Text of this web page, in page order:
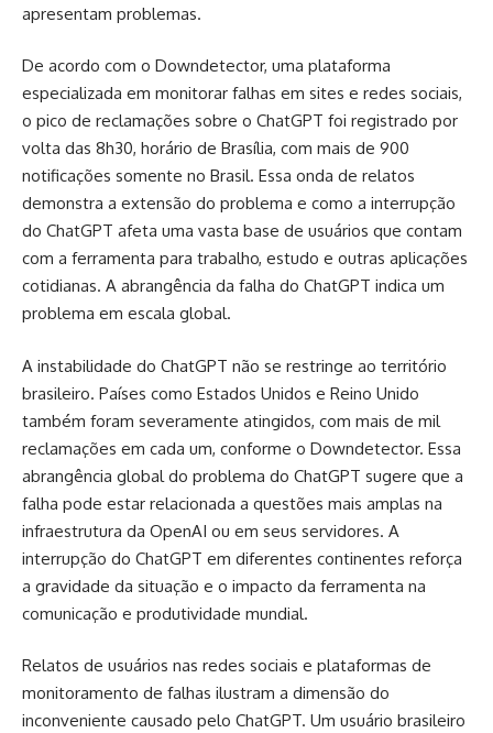
apresentam problemas.
De acordo com o Downdetector, uma plataforma
especializada em monitorar falhas em sites e redes sociais,
o pico de reclamações sobre o ChatGPT foi registrado por
volta das 8h30, horário de Brasília, com mais de 900
notificações somente no Brasil. Essa onda de relatos
demonstra a extensão do problema e como a interrupção
do ChatGPT afeta uma vasta base de usuários que contam
com a ferramenta para trabalho, estudo e outras aplicações
cotidianas. A abrangência da falha do ChatGPT indica um
problema em escala global.
A instabilidade do ChatGPT não se restringe ao território
brasileiro. Países como Estados Unidos e Reino Unido
também foram severamente atingidos, com mais de mil
reclamações em cada um, conforme o Downdetector. Essa
abrangência global do problema do ChatGPT sugere que a
falha pode estar relacionada a questões mais amplas na
infraestrutura da OpenAI ou em seus servidores. A
interrupção do ChatGPT em diferentes continentes reforça
a gravidade da situação e o impacto da ferramenta na
comunicação e produtividade mundial.
Relatos de usuários nas redes sociais e plataformas de
monitoramento de falhas ilustram a dimensão do
inconveniente causado pelo ChatGPT. Um usuário brasileiro